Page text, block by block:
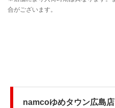
namcoゆめタウン広島店